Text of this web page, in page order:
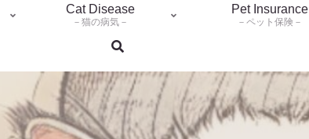
Cat Disease
－猫の病気－
Pet Insurance
－ペット保険－